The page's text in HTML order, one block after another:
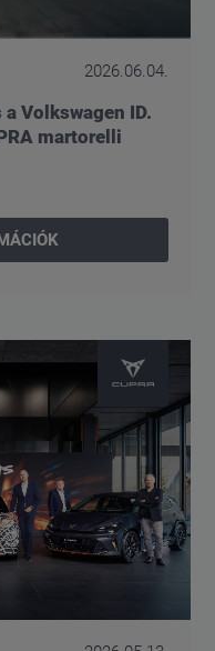
2026.06.04.
Volkswagen ID.
martorelli